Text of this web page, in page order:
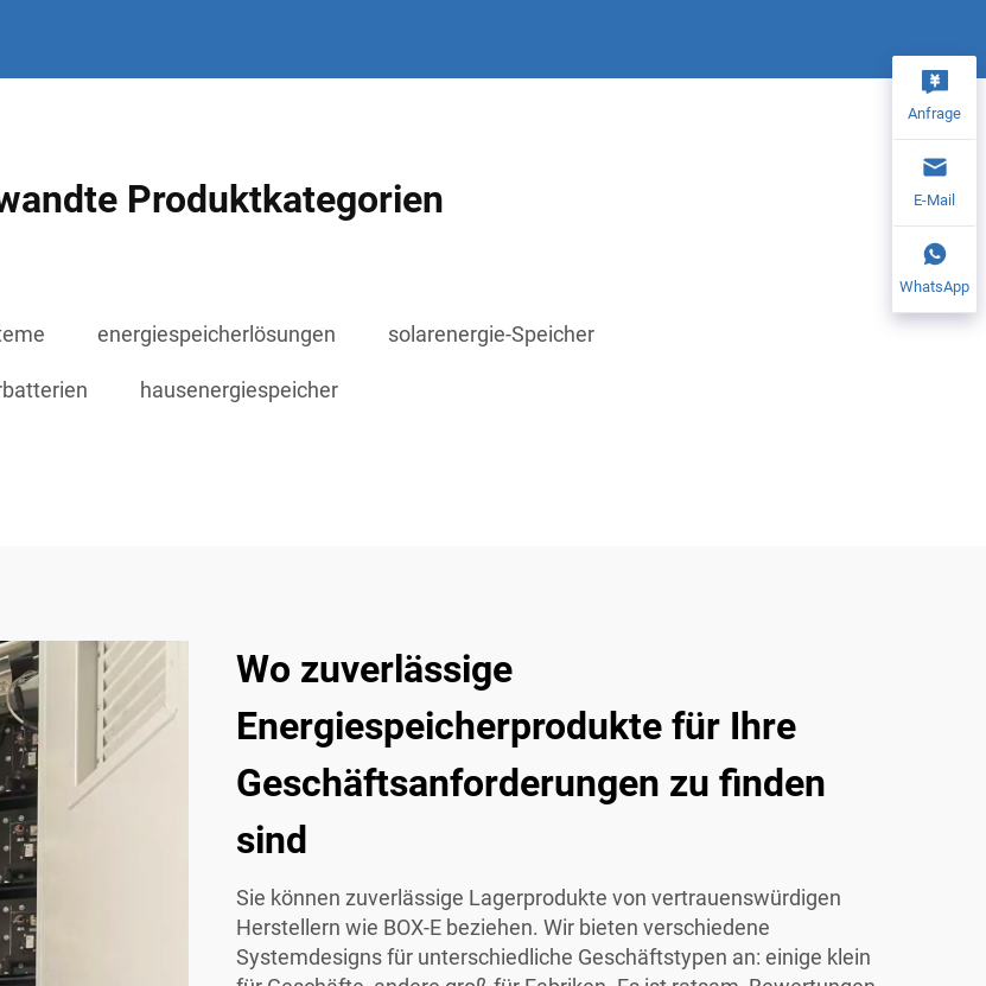
Produktkategorien
energiespeicherlösungen solarenergie-Speicher
hausenergiespeicher
Wo zuverlässige
Energiespeicherprodukte für Ihre
Geschäftsanforderungen zu finden
sind
Sie können zuverlässige Lagerprodukte von vertrauenswürdigen
Herstellern wie BOX-E beziehen. Wir bieten verschiedene
Systemdesigns für unterschiedliche Geschäftstypen an: einige klein
Anfrage
E-Mail
WhatsApp